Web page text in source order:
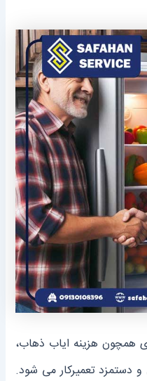
همچون هزینه ایاب ذهاب،
دستمزد تعمیرکار می شود.